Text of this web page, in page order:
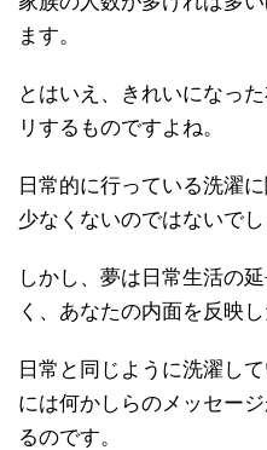
ます。
とはいえ、きれいになっ
リするものですよね。
日常的に行っている洗濯
少なくないのではないでし
しかし、夢は日常生活の
く、あなたの内面を反映し
日常と同じように洗濯し
には何かしらのメッセー
るのです。